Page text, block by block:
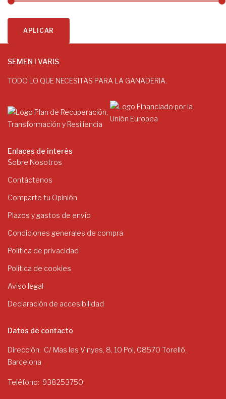
APLICAR
SEMEN I VARIS
TODO LO QUE NECESITAS PARA LA GANADERIA.
Enlaces de interés
Sobre Nosotros
Contáctenos
Comparte tu Opinión
Plazos y gastos de envío
Condiciones generales de compra
Política de privacidad
Política de cookies
Aviso legal
Declaración de accesibilidad
Datos de contacto
Dirección
C/ Mas les Vinyes, 8, 10 Pol, 08570 Torelló,
Barcelona
Teléfono 938253750